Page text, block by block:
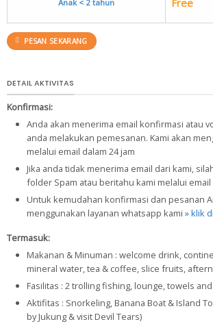
Anak < 2 tahun
PESAN SEKARANG
DETAIL AKTIVITAS
Konfirmasi:
Anda akan menerima email konfirmasi atau
anda melakukan pemesanan. Kami akan
melalui email dalam 24 jam
Jika anda tidak menerima email dari kami,
folder Spam atau beritahu kami melalui email
Untuk kemudahan konfirmasi dan pesanan
menggunakan layanan whatsapp kami» klik
Termasuk:
Makanan & Minuman : welcome drink,
mineral water, tea & coffee, slice fruits,
Fasilitas : 2 trolling fishing, lounge, towels
Aktifitas : Snorkeling, Banana Boat & Island
by Jukung & visit Devil Tears)